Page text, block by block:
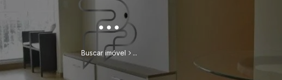
...
Buscar imóvel ...